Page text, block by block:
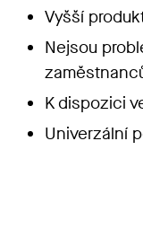
Vyšší
Nejsou
K dispozici
Univerzální